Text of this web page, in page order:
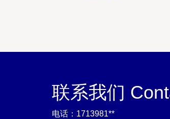
联系我们
电话：1713981**